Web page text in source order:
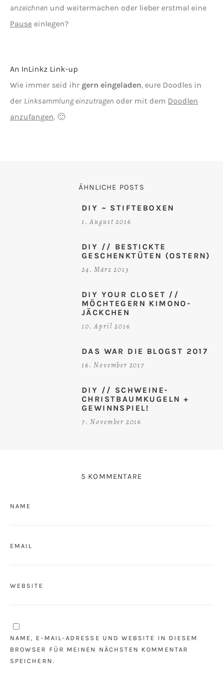
anzeichnen und weitermachen oder lieber erstmal eine
Pause einlegen?
An InLinkz Link-up
Wie immer seid ihr gern eingeladen, eure Doodles in
der Linksammlung einzutragen oder mit dem Doodlen
anzufangen. 🙂
ÄHNLICHE POSTS
DIY ~ STIFTEBOXEN
1. August 2016
DIY // BESTICKTE
GESCHENKTÜTEN (OSTERN)
24. März 2013
DIY YOUR CLOSET //
MÖCHTEGERN KIMONO-
JÄCKCHEN
10. April 2016
DAS WAR DIE BLOGST 2017
16. November 2017
DIY // SCHWEINE-
CHRISTBAUMKUGELN +
GEWINNSPIEL!
7. November 2016
5 KOMMENTARE
NAME
EMAIL
WEBSITE
NAME, E-MAIL-ADRESSE UND WEBSITE IN DIESEM
BROWSER FÜR MEINEN NÄCHSTEN KOMMENTAR
SPEICHERN.